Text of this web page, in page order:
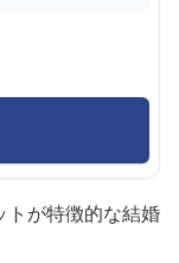
トが特徴的な結婚